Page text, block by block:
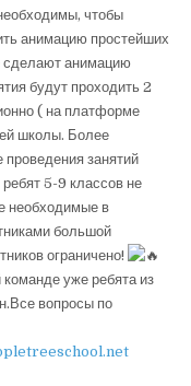
чтобы
анимацию простейших
сделают анимацию
будут проходить 2
( на платформе
школы. Более
занятий
5-9 классов не
необходимые в
большой
ограничено!
уже ребята из
вопросы по